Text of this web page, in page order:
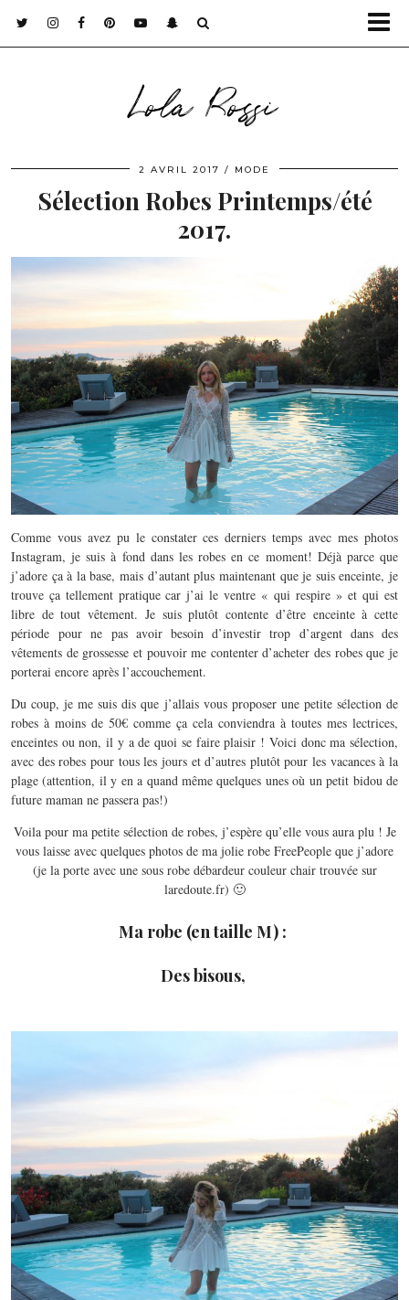
Lola Rossi
2 AVRIL 2017 MODE
Sélection Robes Printemps/été
2017.
Comme vous avez pu le constater ces derniers temps avec mes photos
Instagram, je suis à fond dans les robes en ce moment! Déjà parce que
j’adore ça à la base, mais d’autant plus maintenant que je suis enceinte, je
trouve ça tellement pratique car j’ai le ventre « qui respire » et qui est
libre de tout vêtement. Je suis plutôt contente d’être enceinte à cette
période pour ne pas avoir besoin d’investir trop d’argent dans des
vêtements de grossesse et pouvoir me contenter d’acheter des robes que je
porterai encore après l’accouchement.
Du coup, je me suis dis que j’allais vous proposer une petite sélection de
robes à moins de 50€ comme ça cela conviendra à toutes mes lectrices,
enceintes ou non, il y a de quoi se faire plaisir ! Voici donc ma sélection,
avec des robes pour tous les jours et d’autres plutôt pour les vacances à la
plage (attention, il y en a quand même quelques unes où un petit bidou de
future maman ne passera pas!)
Voila pour ma petite sélection de robes, j’espère qu’elle vous aura plu ! Je
vous laisse avec quelques photos de ma jolie robe FreePeople que j’adore
(je la porte avec une sous robe débardeur couleur chair trouvée sur
laredoute.fr) 🙂
Ma robe (en taille M) :
Des bisous,